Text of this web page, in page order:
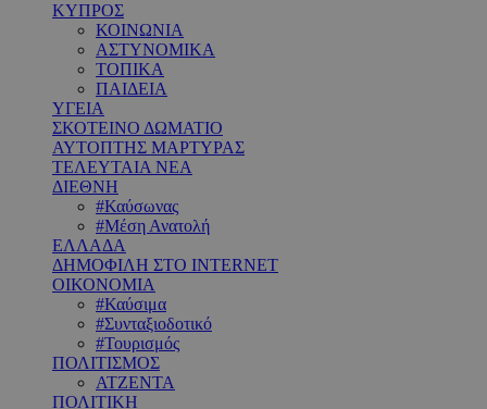
ΚΥΠΡΟΣ
ΚΟΙΝΩΝΙΑ
ΑΣΤΥΝΟΜΙΚΑ
ΤΟΠΙΚΑ
ΠΑΙΔΕΙΑ
ΥΓΕΙΑ
ΣΚΟΤΕΙΝΟ ΔΩΜΑΤΙΟ
ΑΥΤΟΠΤΗΣ ΜΑΡΤΥΡΑΣ
ΤΕΛΕΥΤΑΙΑ ΝΕΑ
ΔΙΕΘΝΗ
#Καύσωνας
#Μέση Ανατολή
ΕΛΛΑΔΑ
ΔΗΜΟΦΙΛΗ ΣΤΟ INTERNET
ΟΙΚΟΝΟΜΙΑ
#Καύσιμα
#Συνταξιοδοτικό
#Τουρισμός
ΠΟΛΙΤΙΣΜΟΣ
ΑΤΖΕΝΤΑ
ΠΟΛΙΤΙΚΗ